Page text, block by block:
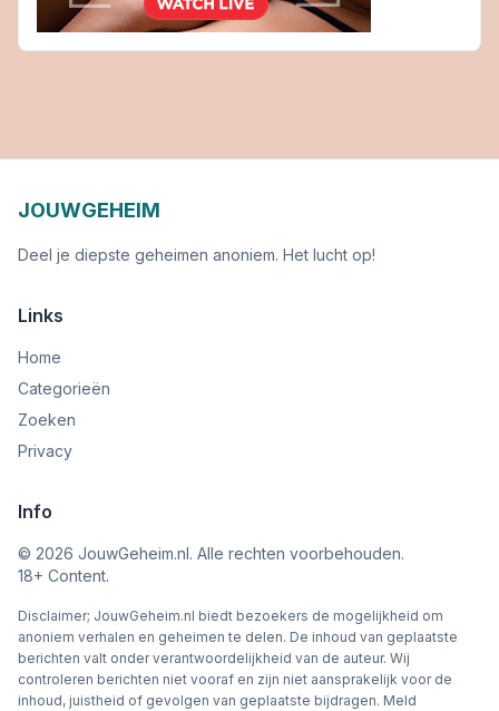
JOUWGEHEIM
Deel je diepste geheimen anoniem. Het lucht op!
Links
Home
Categorieën
Zoeken
Privacy
Info
© 2026 JouwGeheim.nl. Alle rechten voorbehouden.
18+ Content.
Disclaimer; JouwGeheim.nl biedt bezoekers de mogelijkheid om
anoniem verhalen en geheimen te delen. De inhoud van geplaatste
berichten valt onder verantwoordelijkheid van de auteur. Wij
controleren berichten niet vooraf en zijn niet aansprakelijk voor de
inhoud, juistheid of gevolgen van geplaatste bijdragen. Meld